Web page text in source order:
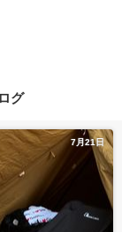
グ
7月21日